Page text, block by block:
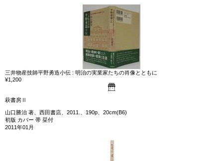
三井物産技師平野勇造小伝 : 明治の実業家たちの肖像とともに
¥1,200
萩書房Ⅱ
山口勝治 著、西田書店、2011.、190p、20cm(B6)
初版 カバー 帯 栞付
2011年01月